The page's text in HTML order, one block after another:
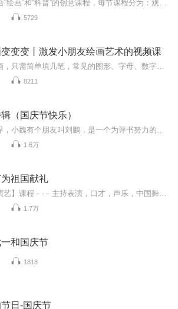
5729
变变丨激发小朋友绘画艺术的视频课
8211
（国庆节快乐）
1.6万
祖国献礼
1.7万
和国庆节
1818
日-国庆节